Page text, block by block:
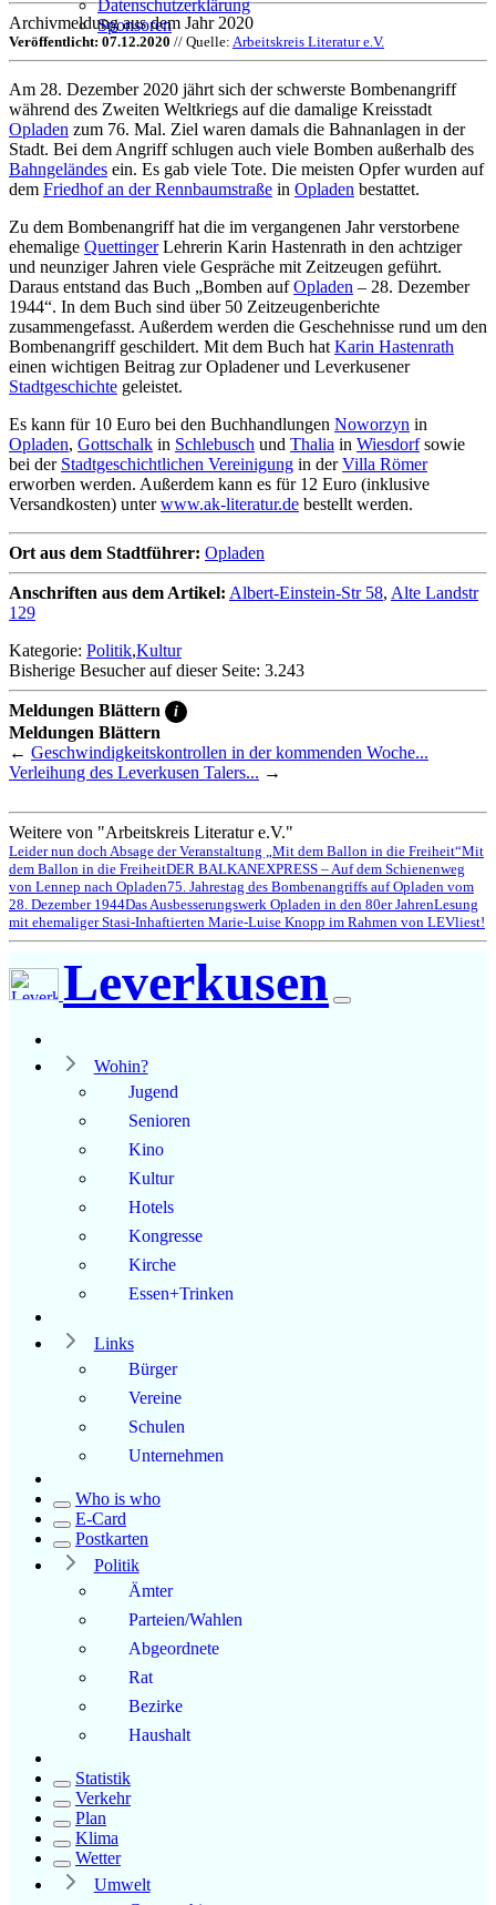
Datenschutzerklärung
Sponsoren
Archivmeldung aus dem Jahr 2020
Veröffentlicht: 07.12.2020 // Quelle: Arbeitskreis Literatur e.V.
Am 28. Dezember 2020 jährt sich der schwerste Bombenangriff
während des Zweiten Weltkriegs auf die damalige Kreisstadt
Opladen zum 76. Mal. Ziel waren damals die Bahnanlagen in der
Stadt. Bei dem Angriff schlugen auch viele Bomben außerhalb des
Bahngeländes ein. Es gab viele Tote. Die meisten Opfer wurden auf
dem Friedhof an der Rennbaumstraße in Opladen bestattet.
Zu dem Bombenangriff hat die im vergangenen Jahr verstorbene
ehemalige QuettingerLehrerin Karin Hastenrath in den achtziger
und neunziger Jahren viele Gespräche mit Zeitzeugen geführt.
Daraus entstand das Buch „Bomben aufOpladen – 28. Dezember
1944“. In dem Buch sind über 50 Zeitzeugenberichte
zusammengefasst. Außerdem werden die Geschehnisse rund um den
Bombenangriff geschildert. Mit dem Buch hat Karin Hastenrath
einen wichtigen Beitrag zur Opladener und Leverkusener
Stadtgeschichte geleistet.
Es kann für 10 Euro bei den Buchhandlungen Noworzyn in
Opladen, Gottschalk in Schlebusch und Thalia in Wiesdorfsowie
bei der Stadtgeschichtlichen Vereinigung in derVilla Römer
erworben werden. Außerdem kann es für 12 Euro (inklusive
Versandkosten) unterwww.ak-literatur.de bestellt werden.
Ort aus dem Stadtführer: Opladen
Anschriften aus dem Artikel: Albert-Einstein-Str 58, Alte Landstr
129
Kategorie: Politik,Kultur
Bisherige Besucher auf dieser Seite: 3.243
Meldungen Blättern i
Meldungen Blättern
← Geschwindigkeitskontrollen in der kommenden Woche...
Verleihung des Leverkusen Talers... →
Weitere von "Arbeitskreis Literatur e.V."
Leider nun doch Absage der Veranstaltung „Mit dem Ballon in die Freiheit“Mit
dem Ballon in die FreiheitDER BALKANEXPRESS – Auf dem Schienenweg
von Lennep nach Opladen75. Jahrestag des Bombenangriffs auf Opladen vom
28. Dezember 1944Das Ausbesserungswerk Opladen in den 80er JahrenLesung
mit ehemaliger Stasi-Inhaftierten Marie-Luise Knopp im Rahmen von LEVliest!
Leverkusen
Wohin?
Jugend
Senioren
Kino
Kultur
Hotels
Kongresse
Kirche
Essen+Trinken
Links
Bürger
Vereine
Schulen
Unternehmen
Who is who
E-Card
Postkarten
Politik
Ämter
Parteien/Wahlen
Abgeordnete
Rat
Bezirke
Haushalt
Statistik
Verkehr
Plan
Klima
Wetter
Umwelt